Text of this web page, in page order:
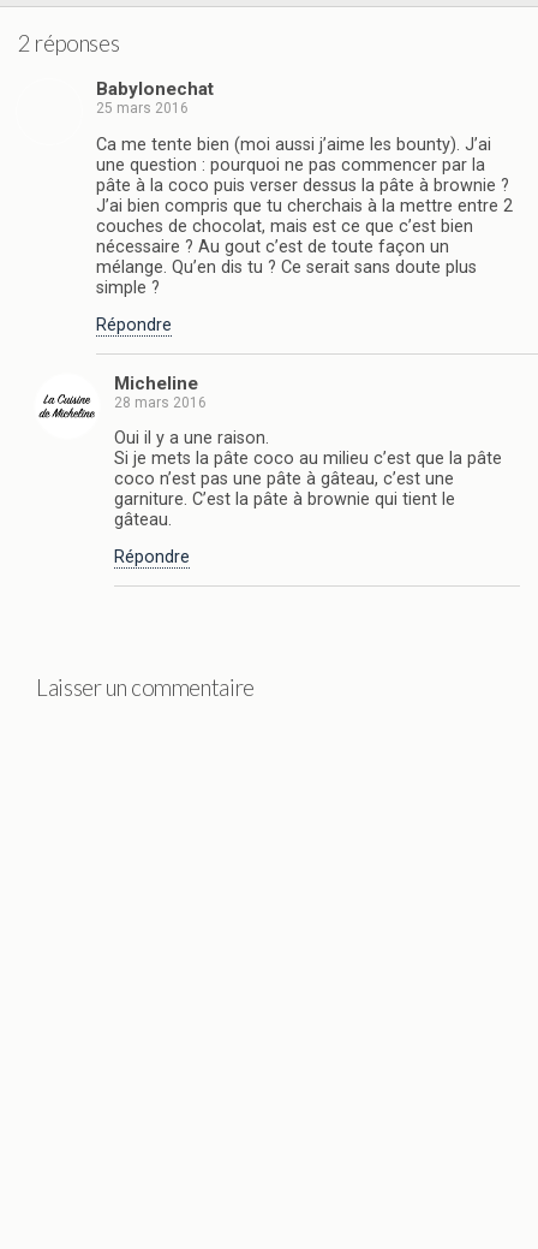
2 réponses
Babylonechat
25 mars 2016
Ca me tente bien (moi aussi j’aime les bounty). J’ai
une question : pourquoi ne pas commencer par la
pâte à la coco puis verser dessus la pâte à brownie ?
J’ai bien compris que tu cherchais à la mettre entre 2
couches de chocolat, mais est ce que c’est bien
nécessaire ? Au gout c’est de toute façon un
mélange. Qu’en dis tu ? Ce serait sans doute plus
simple ?
Répondre
Micheline
28 mars 2016
Oui il y a une raison.
Si je mets la pâte coco au milieu c’est que la pâte
coco n’est pas une pâte à gâteau, c’est une
garniture. C’est la pâte à brownie qui tient le
gâteau.
Répondre
Laisser un commentaire